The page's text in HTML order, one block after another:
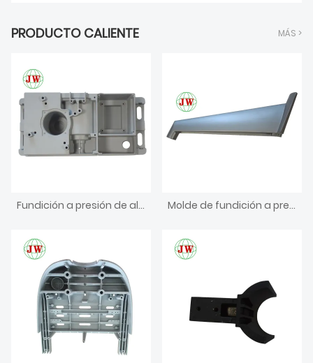
PRODUCTO CALIENTE MÁS >
Fundición a presión de aluminio para piezas médicas Molde de fundición a presión para electrodomésticos